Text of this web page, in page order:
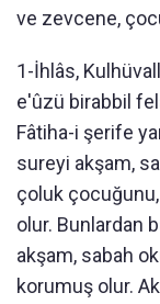
ve zevcene,
1-İhlâs,
e'ûzü birabbil
Fâtiha-i şerife
sureyi akşam,
çoluk
olur. Bunlardan
akşam, sabah
korumuş olur.